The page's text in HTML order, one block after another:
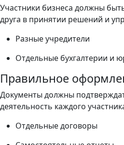
Участники бизнеса должны
друга в принятии решений и
Разные учредители
Отдельные бухгалтерии и
Правильное
Документы должны
деятельность каждого
Отдельные договоры